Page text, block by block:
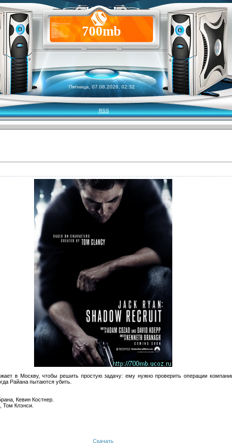
700mb
Пятница, 07.08.2026, 02:32
RSS
в Москву, чтобы решить простую задачу: ему нужно проверить операции
Райана пытаются убить.
Кевин Костнер.
Том Клэнси.
Скачать